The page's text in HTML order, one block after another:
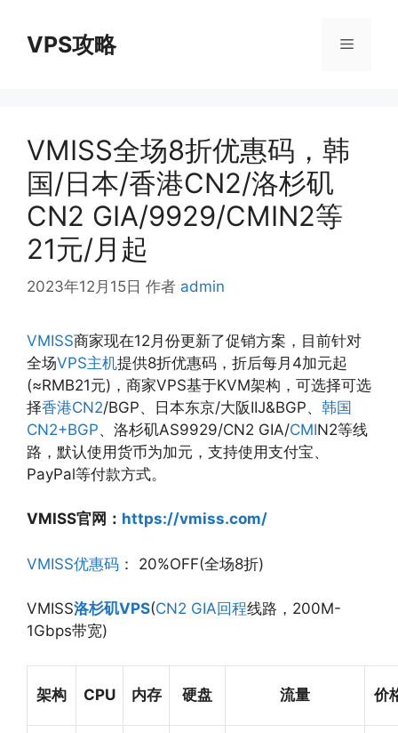
VPS攻略 菜
VMISS全场8折优惠码，韩
国/日本/香港CN2/洛杉矶
CN2 GIA/9929/CMIN2等
21元/月起
2023年12月15日 作者 admin
VMISS商家现在12月份更新了促销方案，目前针对
全场VPS主机提供8折优惠码，折后每月4加元起
(≈RMB21元)，商家VPS基于KVM架构，可选择可选
择香港CN2/BGP、日本东京/大阪IIJ&BGP、 韩国
CN2+BGP、洛杉矶AS9929/CN2 GIA/CMIN2等线
路，默认使用货币为加元，支持使用支付宝、
PayPal等付款方式。
VMISS官网： https://vmiss.com/
VMISS优惠码 ： 20%OFF(全场8折)
VMISS洛杉矶VPS(CN2 GIA回程线路，200M-
1Gbps带宽)
架构 CPU 内存 硬盘 流量 价